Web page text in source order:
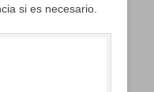
si es necesario.